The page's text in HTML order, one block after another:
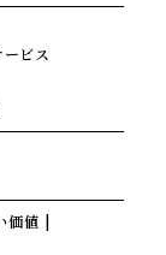
ビス
価値